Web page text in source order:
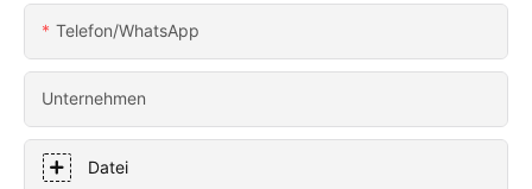
Telefon/WhatsApp
Unternehmen
Datei